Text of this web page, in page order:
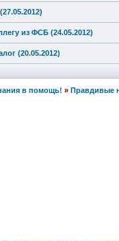
из ФСБ (24.05.2012)
(20.05.2012)
в помощь! » Правдивые